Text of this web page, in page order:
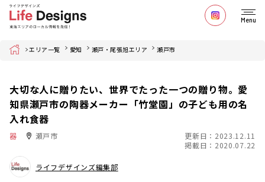
Menu
Home エリア一覧 愛知 瀬戸・尾張旭エリア 瀬戸市
大切な人に贈りたい、世界でたった一つの贈り物。愛
知県瀬戸市の陶器メーカー「竹堂園」の子ども用の名
入れ食器
器 瀬戸市
更新日：2023.12.11
掲載日：2020.07.22
ライフデザインズ編集部